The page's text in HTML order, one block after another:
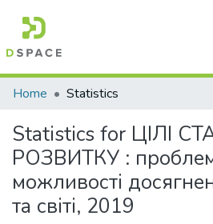
Communities & Collections
All of DSpace
Home Statistics
Statistics for ЦІЛІ
РОЗВИТКУ :
можливості
та світі, 2019